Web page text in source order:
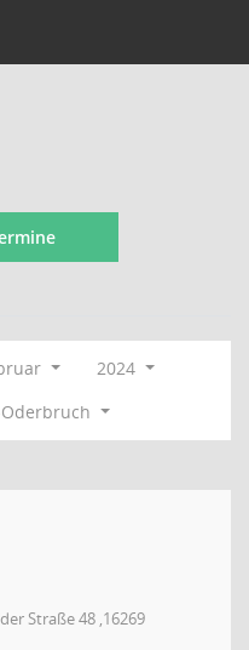
2024
Straße 48 ,16269